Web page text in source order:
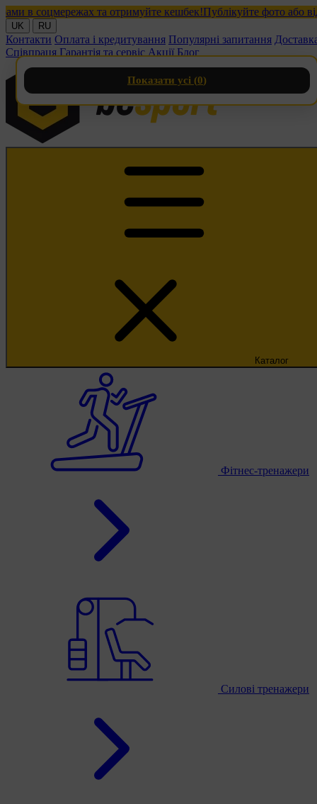
соцмережах та отримуйте кешбек!Публікуйте фото або відео
UK RU
Контакти Оплата і кредитування Популярні запитання
Співпраця Гарантія та сервіс Акції Блог
Каталог
Фітнес-тренажери
Силові тренажери
Показати усі (0)